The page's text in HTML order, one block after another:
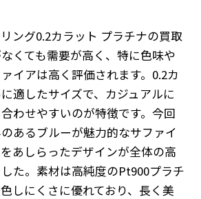
ング0.2カラット プラチナの買取
くても需要が高く、特に色味や
イアは高く評価されます。0.2カ
適したサイズで、カジュアルに
わせやすいのが特徴です。今回
あるブルーが魅力的なサファイ
あしらったデザインが全体の高
た。素材は高純度のPt900プラチ
しにくさに優れており、長く美